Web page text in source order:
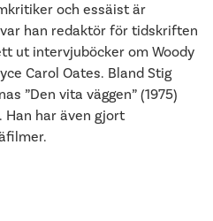
och essäist är
han redaktör för tidskriften
ut intervjuböcker om Woody
Carol Oates. Bland Stig
”Den vita väggen” (1975)
Han har även gjort